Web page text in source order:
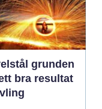
grunden
bra resultat